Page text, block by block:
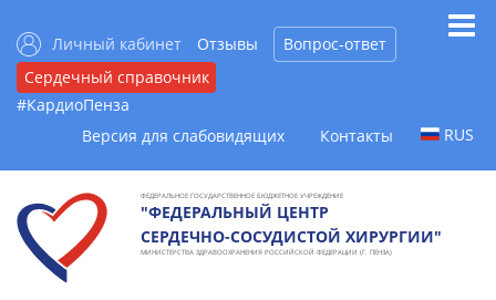
Личный кабинет Отзывы
Вопрос-ответ
Сердечный справочник
#КардиоПенза
Версия для слабовидящих
Контакты RUS
ФЕДЕРАЛЬНОЕ ГОСУДАРСТВЕННОЕ БЮДЖЕТНОЕ УЧРЕЖДЕНИЕ
"ФЕДЕРАЛЬНЫЙ ЦЕНТР
СЕРДЕЧНО-СОСУДИСТОЙ ХИРУРГИИ"
МИНИСТЕРСТВА ЗДРАВООХРАНЕНИЯ РОССИЙСКОЙ ФЕДЕРАЦИИ (Г. ПЕНЗА)